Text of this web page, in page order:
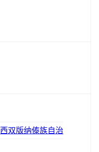
西双版纳傣族自治